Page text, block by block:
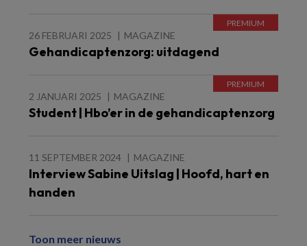
26 FEBRUARI 2025 MAGAZINE
Gehandicaptenzorg: uitdagend
2 JANUARI 2025 MAGAZINE
Student | Hbo’er in de gehandicaptenzorg
11 SEPTEMBER 2024 MAGAZINE
Interview Sabine Uitslag | Hoofd, hart en
handen
Toon meer nieuws